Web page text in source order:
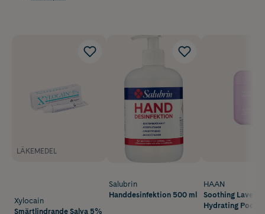
LÄKEMEDEL
Xylocain
Smärtlindrande Salva 5%
Salubrin
Handdesinfektion 500 ml
HAAN
Soothing
Hydrating